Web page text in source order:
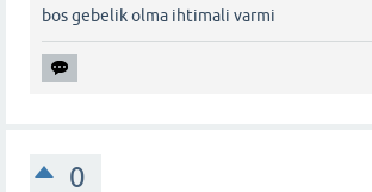
bos gebelik olma ihtimali varmi
0